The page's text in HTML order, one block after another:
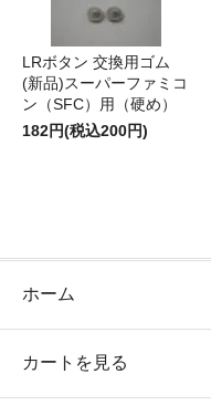
LRボタン 交換用ゴム
(新品)スーパーファミコ
ン（SFC）用（硬め）
182円(税込200円)
ホーム
カートを見る